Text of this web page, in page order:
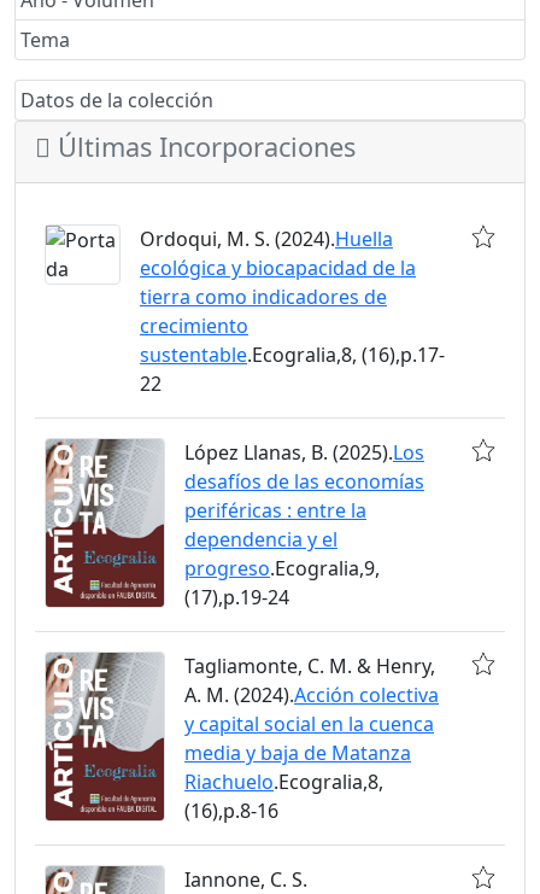
Tema
Datos de la colección
Últimas Incorporaciones
Ordoqui, M. S. (2024).Huella
ecológica y biocapacidad de la
tierra como indicadores de
crecimiento
sustentable.Ecogralia,8, (16),p.17-
22
López Llanas, B. (2025).Los
desafíos de las economías
periféricas : entre la
dependencia y el
progreso.Ecogralia,9,
(17),p.19-24
Tagliamonte, C. M. & Henry,
A. M. (2024).Acción colectiva
y capital social en la cuenca
media y baja de Matanza
Riachuelo.Ecogralia,8,
(16),p.8-16
Iannone, C. S.